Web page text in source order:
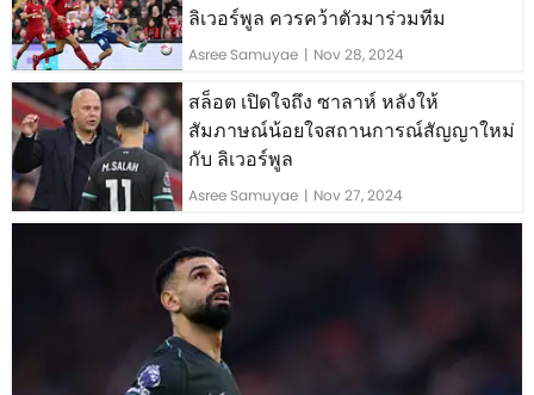
ลิเวอร์พูล ควรคว้าตัวมาร่วมทีม
Asree Samuyae | Nov 28, 2024
สล็อต เปิดใจถึง ซาลาห์ หลังให้
สัมภาษณ์น้อยใจสถานการณ์สัญญาใหม่
กับ ลิเวอร์พูล
Asree Samuyae | Nov 27, 2024